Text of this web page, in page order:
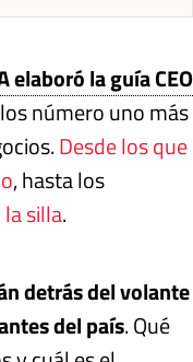
elaboró la guía CEO
número uno más
Desde los que
, hasta los
silla.
detrás del volante
del país. Qué